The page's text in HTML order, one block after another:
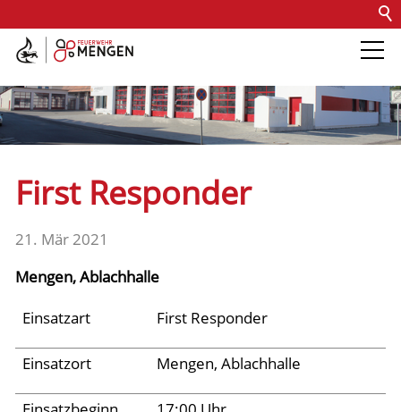
Kontakt Impressum
Barrierefreiheit
Die Feuerwehr
Fachdienste
Fahrzeuge
Einsätze
First Responder
21. Mär 2021
Mengen, Ablachhalle
Einsatzart
First Responder
Einsatzort Mengen, Ablachhalle